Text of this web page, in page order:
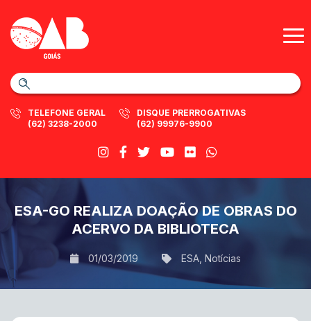
TELEFONE GERAL
(62) 3238-2000
DISQUE PRERROGATIVAS
(62) 99976-9900
ESA-GO REALIZA DOAÇÃO DE OBRAS DO
ACERVO DA BIBLIOTECA
01/03/2019 ESA Notícias